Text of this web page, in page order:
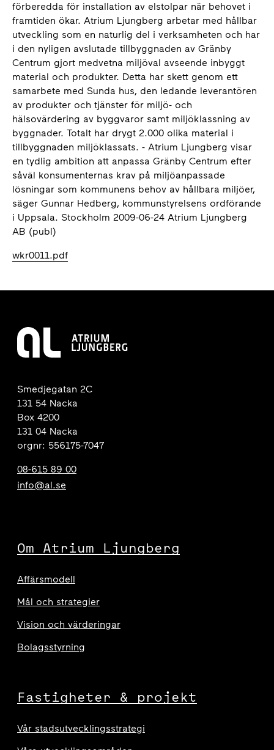
förberedda för installation av elstolpar när behovet i
framtiden ökar. Atrium Ljungberg arbetar med hållbar
utveckling som en naturlig del i verksamheten och har
i den nyligen avslutade tillbyggnaden av Gränby
Centrum gjort medvetna miljöval avseende inbyggt
material och produkter. Detta har skett genom ett
samarbete med Sunda hus, den ledande leverantören
av produkter och tjänster för miljö- och
hälsovärdering av byggvaror samt miljöklassning av
byggnader. Totalt har drygt 2.000 olika material i
tillbyggnaden miljöklassats. - Atrium Ljungberg visar
en tydlig ambition att anpassa Gränby Centrum efter
såväl konsumenternas krav på miljöanpassade
lösningar som kommunens behov av hållbara miljöer,
säger Gunnar Hedberg, kommunstyrelsens ordförande
i Uppsala. Stockholm 2009-06-24 Atrium Ljungberg
AB (publ)
wkr0011.pdf
Smedjegatan 2C
131 54 Nacka
Box 4200
131 04 Nacka
orgnr: 556175-7047
08-615 89 00
info@al.se
Om Atrium Ljungberg
Affärsmodell
Mål och strategier
Vision och värderingar
Bolagsstyrning
Fastigheter & projekt
Vår stadsutvecklingsstrategi